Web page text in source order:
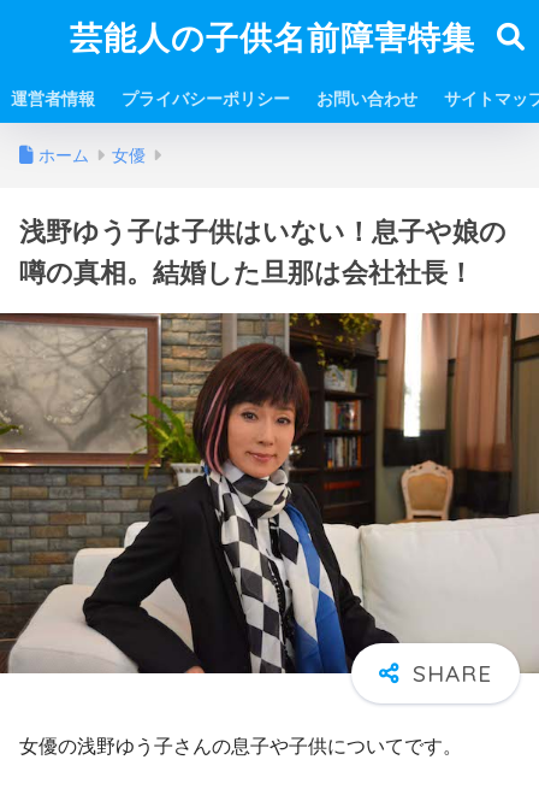
芸能人の子供名前障害特集
運営者情報 プライバシーポリシー お問い合わせ サイトマッ
ホーム 女優
浅野ゆう子は子供はいない！息子や娘の
噂の真相。結婚した旦那は会社社長！
女優の浅野ゆう子さんの息子や子供についてです。